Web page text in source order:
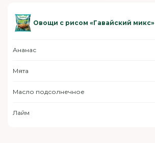
Овощи с рисом «Гавайский микс»
Ананас
Мята
Масло подсолнечное
Лайм